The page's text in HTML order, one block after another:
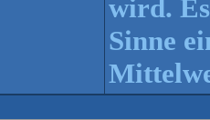
wird.
Sinne